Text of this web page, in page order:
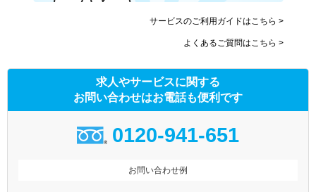
サービスのご利用ガイドはこちら >
よくあるご質問はこちら >
求人やサービスに関する
お問い合わせはお電話も便利です
0120-941-651
お問い合わせ例